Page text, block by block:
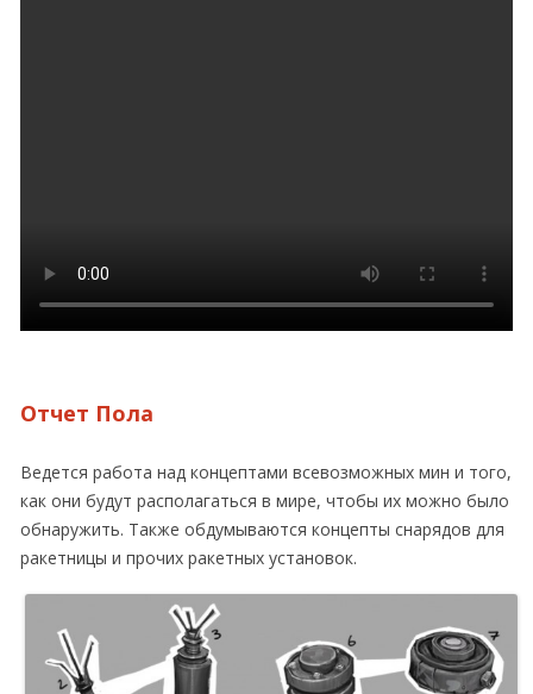
Отчет Пола
Ведется работа над концептами всевозможных мин и того,
как они будут располагаться в мире, чтобы их можно было
обнаружить. Также обдумываются концепты снарядов для
ракетницы и прочих ракетных установок.